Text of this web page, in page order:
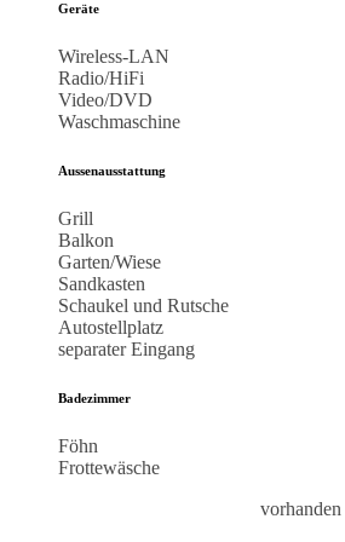
Geräte
Wireless-LAN
Radio/HiFi
Video/DVD
Waschmaschine
Aussenausstattung
Grill
Balkon
Garten/Wiese
Sandkasten
Schaukel und Rutsche
Autostellplatz
separater Eingang
Badezimmer
Föhn
Frottewäsche
vorhanden